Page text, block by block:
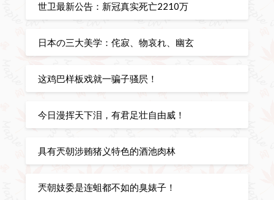
世卫最新公告：新冠真实死亡2210万
日本の三大美学：侘寂、物哀れ、幽玄
这鸡巴样板戏就一骗子骚屄！
今日漫挥天下泪，有君足壮自由威！
具有兲朝涉贿猪义特色的酒池肉林
兲朝妓委是连蛆都不如的臭婊子！